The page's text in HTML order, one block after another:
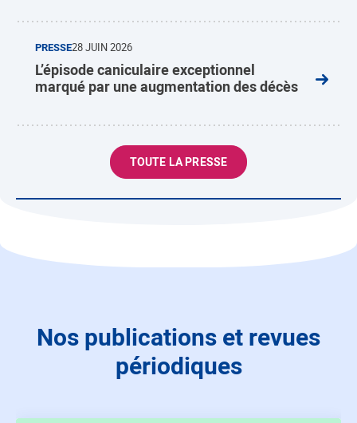
PRESSE28 JUIN 2026
L’épisode caniculaire exceptionnel
marqué par une augmentation des décès
TOUTE LA PRESSE
Nos publications et revues
périodiques